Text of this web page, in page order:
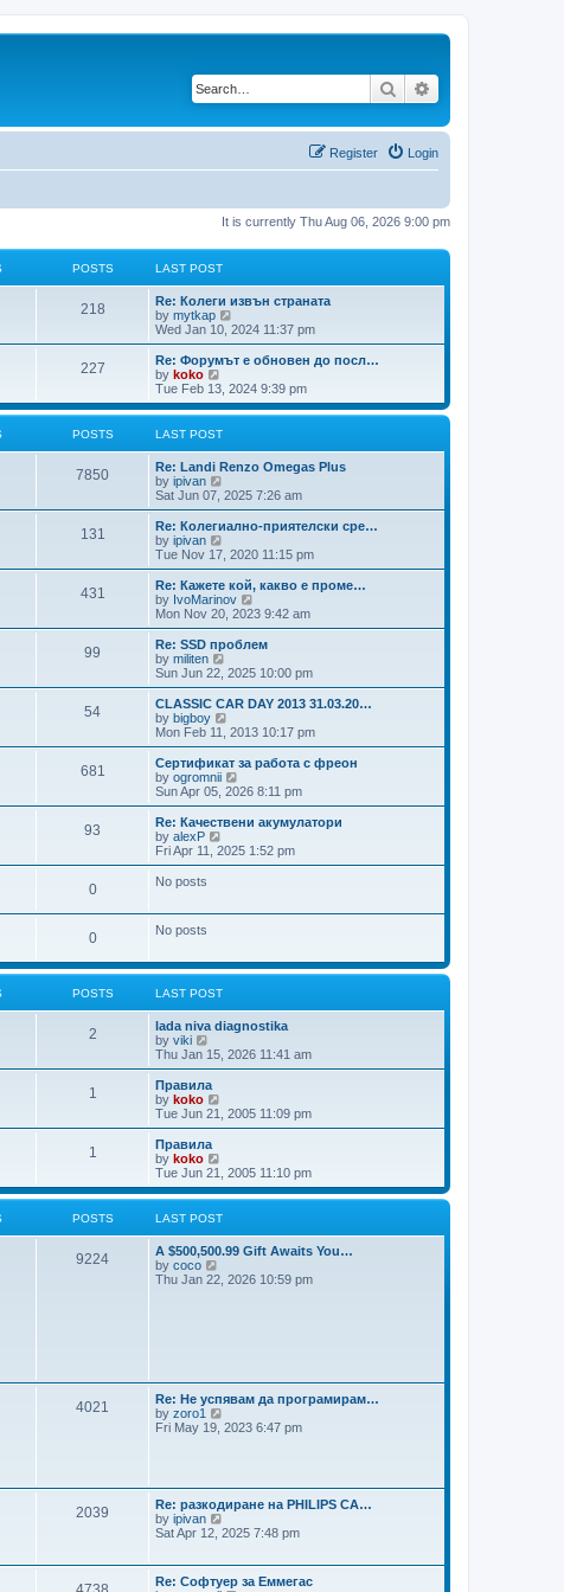
Search
Login
Register
It is currently Thu Aug 06, 2026 9:00 pm
POSTS LAST POST
218
Re: Колеги извън страната
by mytkap
i
e
w
h
l
e
s
p
o
s
Wed Jan 10, 2024 11:37 pm
227
Re: Форумът е обновен до посл…
by koko
i
e
w
t
l
a
t
e
s
t
p
o
s
t
Tue Feb 13, 2024 9:39 pm
POSTS LAST POST
7850
Re: Landi Renzo Omegas Plus
by ipivan
i
e
w
h
e
a
t
e
t
p
o
s
t
Sat Jun 07, 2025 7:26 am
131
Re: Колегиално-приятелски сре…
by ipivan
e
w
t
h
e
a
t
e
t
p
o
s
t
Tue Nov 17, 2020 11:15 pm
431
Re: Кажете кой, какво е проме…
by IvoMarinov
i
e
w
h
l
a
t
e
t
o
s
Mon Nov 20, 2023 9:42 am
99
Re: SSD проблем
by militen
i
e
w
t
h
a
t
e
t
o
s
Sun Jun 22, 2025 10:00 pm
54
CLASSIC CAR DAY 2013 31.03.20…
by bigboy
i
e
w
t
h
a
t
e
o
Mon Feb 11, 2013 10:17 pm
681
Сертификат за работа с фреон
by ogromnii
i
e
w
h
e
p
o
Sun Apr 05, 2026 8:11 pm
93
Re: Качествени акумулатори
by alexP
i
e
t
e
s
p
o
s
t
Fri Apr 11, 2025 1:52 pm
0 No posts
0 No posts
POSTS LAST POST
2
lada niva diagnostika
by viki
i
e
w
t
h
a
t
e
s
p
o
s
t
Thu Jan 15, 2026 11:41 am
1
Правила
by koko
e
h
e
l
a
e
s
p
Tue Jun 21, 2005 11:09 pm
1
Правила
by koko
e
w
t
l
t
t
Tue Jun 21, 2005 11:10 pm
POSTS LAST POST
9224
A $500,500.99 Gift Awaits You…
by coco
i
e
s
t
t
Thu Jan 22, 2026 10:59 pm
4021
Re: Не успявам да програмирам…
by zoro1
i
l
a
t
s
t
Fri May 19, 2023 6:47 pm
2039
Re: разкодиране на PHILIPS CA…
by ipivan
i
h
Sat Apr 12, 2025 7:48 pm
Re: Софтуер за Еммегас